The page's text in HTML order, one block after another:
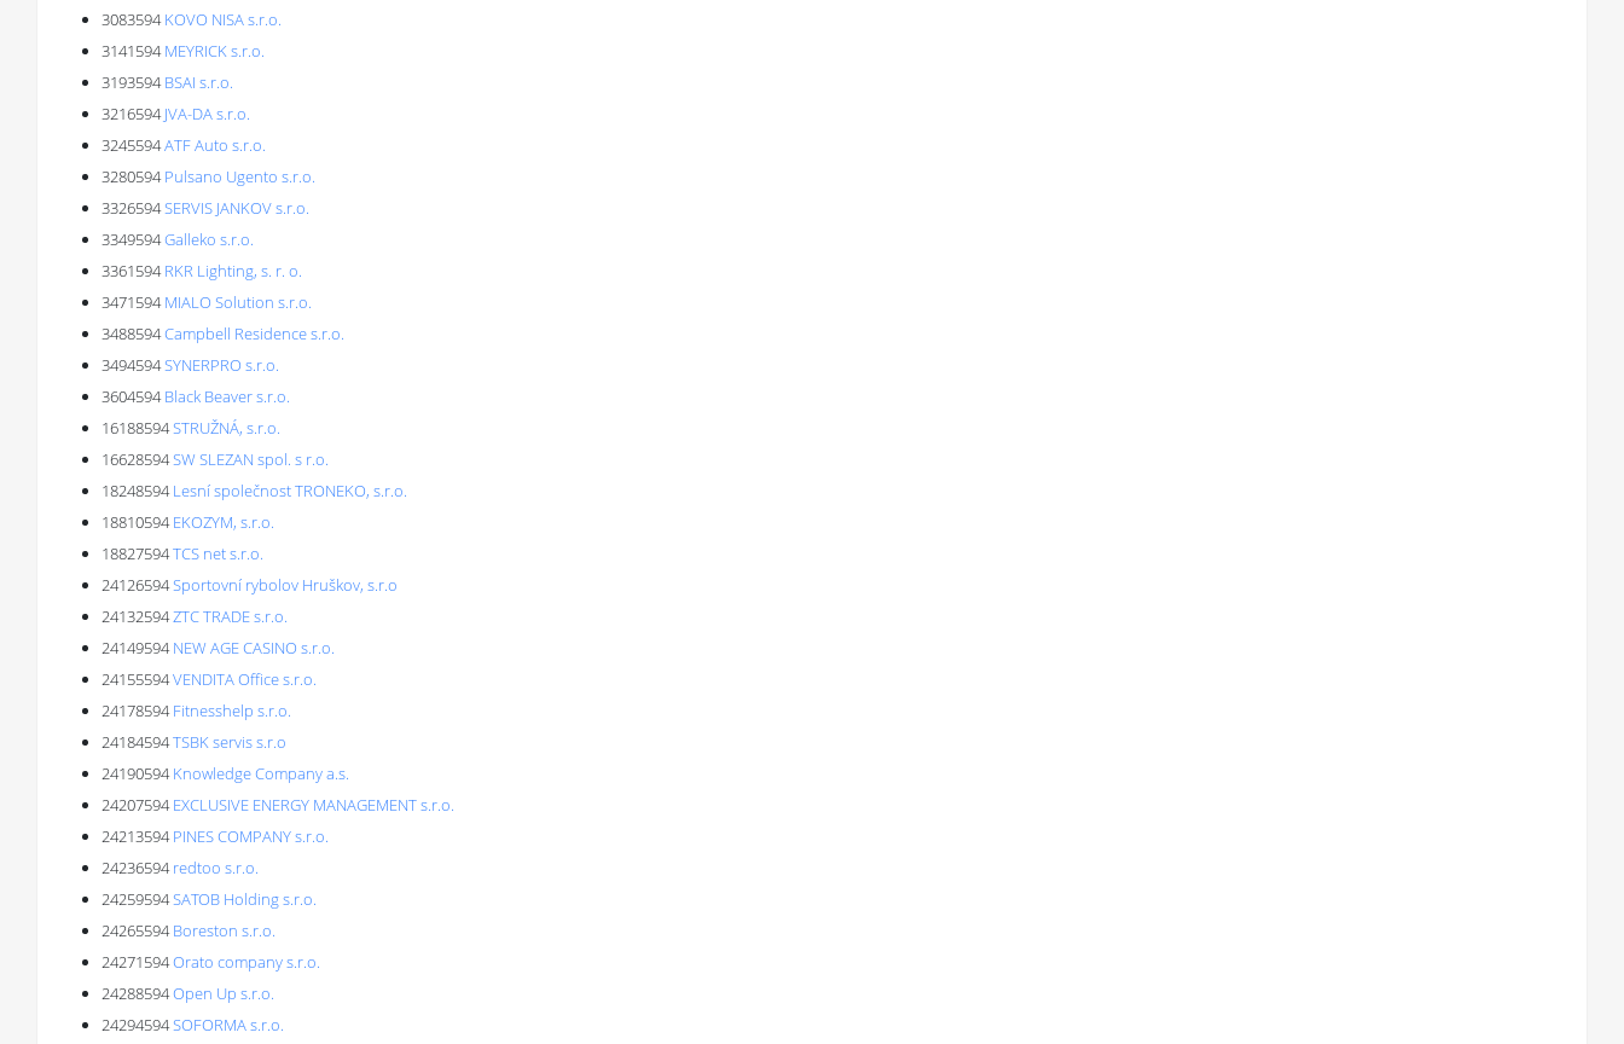
3083594 KOVO NISA s.r.o.
3141594 MEYRICK s.r.o.
3193594 BSAI s.r.o.
3216594 JVA-DA s.r.o.
3245594ATF Auto s.r.o.
3280594 Pulsano Ugento s.r.o.
3326594SERVIS JANKOV s.r.o.
3349594Galleko s.r.o.
3361594 RKR Lighting, s. r. o.
3471594 MIALO Solution s.r.o.
3488594Campbell Residence s.r.o.
3494594SYNERPRO s.r.o.
3604594 Black Beaver s.r.o.
16188594STRUŽNÁ, s.r.o.
16628594SW SLEZAN spol. s r.o.
18248594 Lesní společnost TRONEKO, s.r.o.
18810594 EKOZYM, s.r.o.
18827594TCS net s.r.o.
24126594Sportovní rybolov Hruškov, s.r.o
24132594ZTC TRADE s.r.o.
24149594 NEW AGE CASINO s.r.o.
24155594VENDITA Office s.r.o.
24178594 Fitnesshelp s.r.o.
24184594TSBK servis s.r.o
24190594 Knowledge Company a.s.
24207594 EXCLUSIVE ENERGY MANAGEMENT s.r.o.
24213594 PINES COMPANY s.r.o.
24236594 redtoo s.r.o.
24259594SATOB Holding s.r.o.
24265594 Boreston s.r.o.
24271594Orato company s.r.o.
24288594Open Up s.r.o.
24294594SOFORMA s.r.o.